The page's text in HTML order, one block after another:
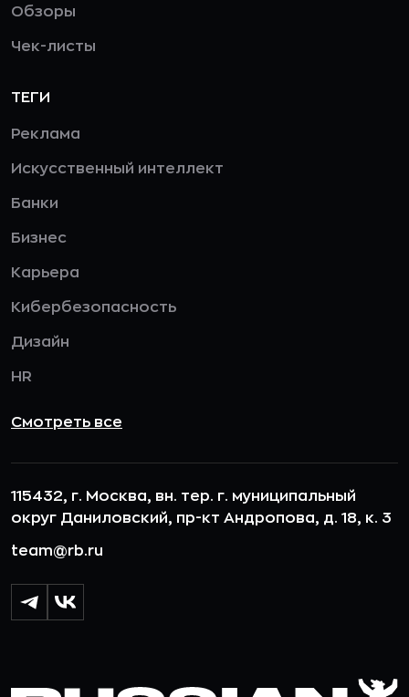
Обзоры
Чек-листы
ТЕГИ
Реклама
Искусственный интеллект
Банки
Бизнес
Карьера
Кибербезопасность
Дизайн
HR
Смотреть все
115432, г. Москва, вн. тер. г. муниципальный
округ Даниловский, пр-кт Андропова, д. 18, к. 3
team@rb.ru